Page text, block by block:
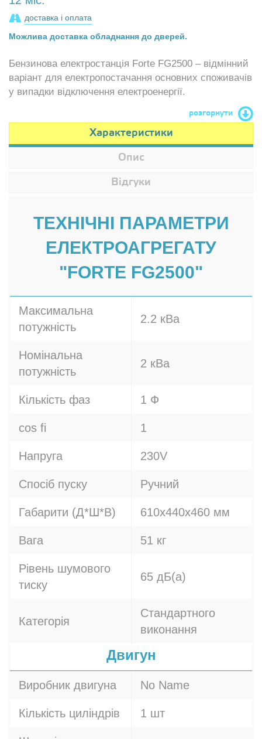
доставка і оплата
Можлива доставка обладнання до дверей.
Бензинова електростанція Forte FG2500 – відмінний
варіант для електропостачання основних споживачів
у випадки відключення електроенергії.
розгорнути
Характеристики
Опис
Відгуки
ТЕХНІЧНІ ПАРАМЕТРИ
ЕЛЕКТРОАГРЕГАТУ
"FORTE FG2500"
Максимальна
потужність
2.2 кВа
Номінальна
потужність
2 кВа
Кількість фаз 1 Ф
cos fi 1
Напруга 230V
Спосіб пуску Ручний
Габарити (Д*Ш*В) 610х440х460 мм
Вага 51 кг
Рівень шумового
тиску
65 дБ(а)
Категорія
Стандартного
виконання
Двигун
Виробник двигуна No Name
Кількість циліндрів 1 шт